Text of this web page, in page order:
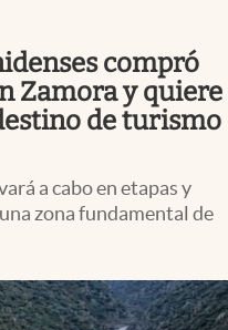
compró
Zamora y quiere
de turismo
a cabo en etapas y
zona fundamental de